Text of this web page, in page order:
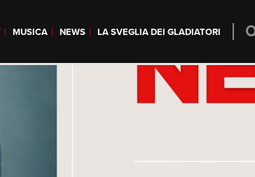
MUSICA NEWS LA SVEGLIA DEI GLADIATORI